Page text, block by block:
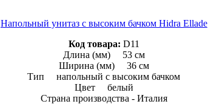
Напольный унитаз с высоким бачком Hidra Ellade
Код товара: D11
Длина (мм) 53 см
Ширина (мм) 36 см
Тип напольный с высоким бачком
Цвет белый
Страна производcтва - Италия